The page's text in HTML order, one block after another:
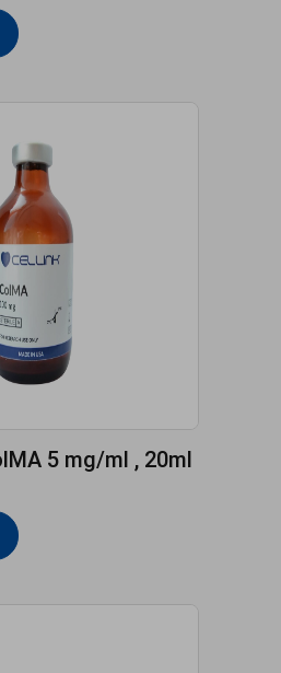
5 mg/ml , 20ml